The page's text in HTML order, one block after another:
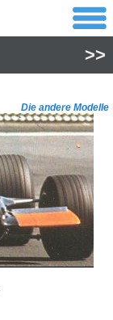
>>
Die andere Modelle